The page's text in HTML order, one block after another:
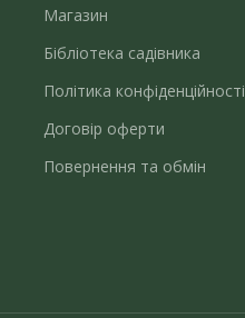
Магазин
Бібліотека садівника
Політика конфіденційності
Договір оферти
Повернення та обмін